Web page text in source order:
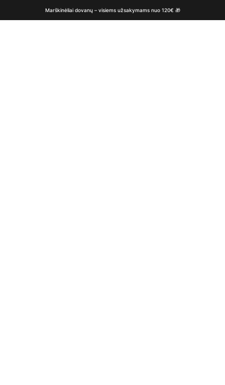
Marškinėliai dovanų – visiems užsakymams nuo 120€ 🎁